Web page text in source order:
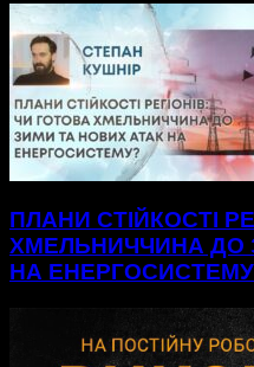
ПЛАНИ СТІЙКОСТІ
ХМЕЛЬНИЧЧИНА ДО
НА